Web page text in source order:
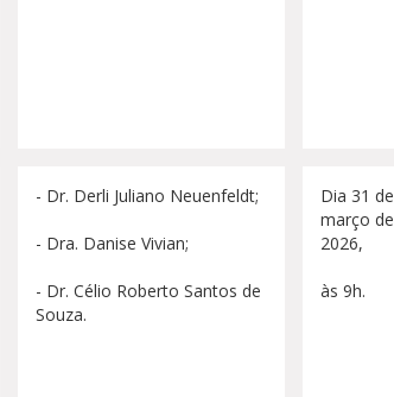
- Dr. Derli Juliano Neuenfeldt;
- Dra. Danise Vivian;
- Dr. Célio Roberto Santos de
Souza.
Dia 31 de
março de
2026,
às 9h.